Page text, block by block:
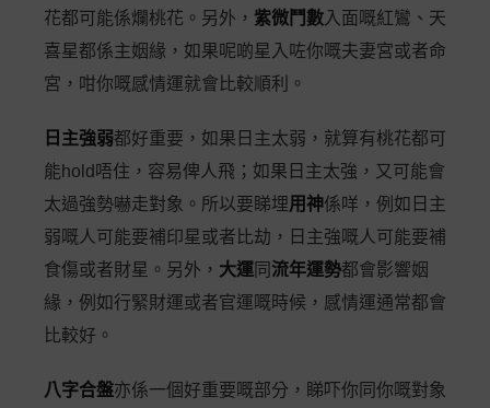
花都可能係爛桃花。另外， 紫微鬥數入面嘅紅鸞、天
喜星都係主姻緣，如果呢啲星入咗你嘅夫妻宮或者命
宮，咁你嘅感情運就會比較順利。
日主強弱都好重要，如果日主太弱，就算有桃花都可
能hold唔住，容易俾人飛；如果日主太強，又可能會
太過強勢嚇走對象。所以要睇埋用神係咩，例如日主
弱嘅人可能要補印星或者比劫，日主強嘅人可能要補
食傷或者財星。另外， 大運 同 流年運勢都會影響姻
緣，例如行緊財運或者官運嘅時候，感情運通常都會
比較好。
八字合盤亦係一個好重要嘅部分，睇吓你同你嘅對象